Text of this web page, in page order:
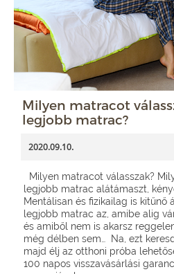
Milyen matracot
legjobb matrac?
2020.09.10.
Milyen matracot válasszak?
legjobb matrac alátámaszt,
Mentálisan és fizikailag is kitűnő
legjobb matrac az, amibe alig
és amiből nem is akarsz
még délben sem… Na, ezt
majd élj az otthoni próba
100 napos visszavásárlási